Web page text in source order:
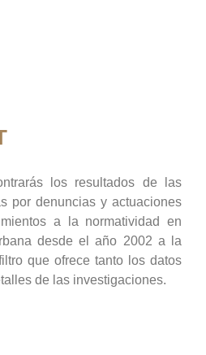
los resultados de las
por denuncias y actuaciones
a la normatividad en
desde el año 2002 a la
que ofrece tanto los datos
de las investigaciones.